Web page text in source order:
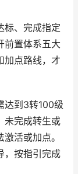
标、完成指定
前置体系五大
加点路线，才
达到3转100级
未完成转生或
活或加点。
，按指引完成